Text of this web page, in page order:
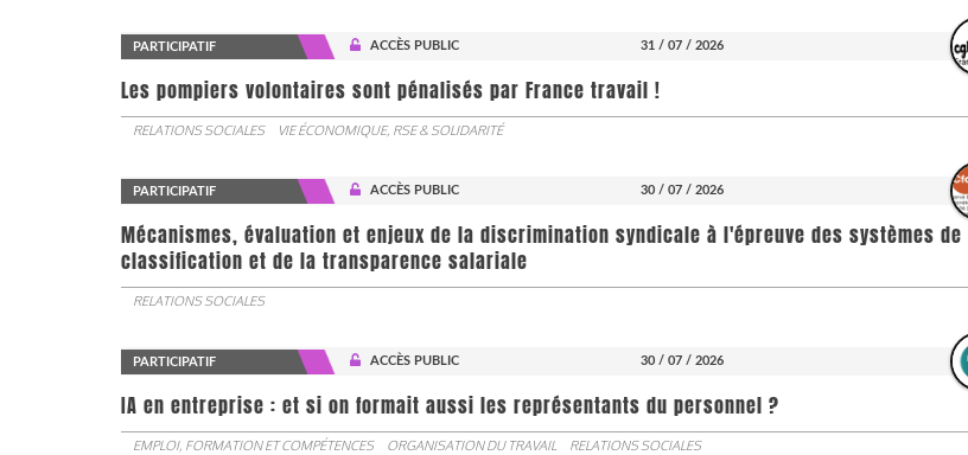
PARTICIPATIF ACCÈS PUBLIC 31 / 07 / 2026
Les pompiers volontaires sont pénalisés par France travail !
RELATIONS SOCIALES VIE ÉCONOMIQUE, RSE & SOLIDARITÉ
PARTICIPATIF ACCÈS PUBLIC 30 / 07 / 2026
Mécanismes, évaluation et enjeux de la discrimination syndicale à l'épreuve des systèmes de
classification et de la transparence salariale
RELATIONS SOCIALES
PARTICIPATIF ACCÈS PUBLIC 30 / 07 / 2026
IA en entreprise : et si on formait aussi les représentants du personnel ?
EMPLOI, FORMATION ET COMPÉTENCES ORGANISATION DU TRAVAIL RELATIONS SOCIALES